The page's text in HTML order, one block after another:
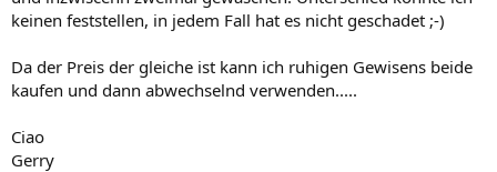
keinen feststellen, in jedem Fall hat es nicht geschadet ;-)
Da der Preis der gleiche ist kann ich ruhigen Gewisens beide
kaufen und dann abwechselnd verwenden.....
Ciao
Gerry